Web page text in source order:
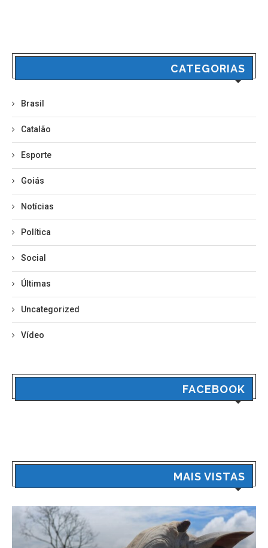
CATEGORIAS
Brasil
Catalão
Esporte
Goiás
Notícias
Política
Social
Últimas
Uncategorized
Vídeo
FACEBOOK
MAIS VISTAS